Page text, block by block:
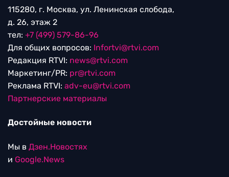
115280, г. Москва, ул. Ленинская слобода,
д. 26, этаж 2
тел: +7 (499) 579-86-96
Для общих вопросов: Infortvi@rtvi.com
Редакция RTVI: news@rtvi.com
Маркетинг/PR: pr@rtvi.com
Реклама RTVI: adv-eu@rtvi.com
Партнерские материалы
Достойные новости
Мы в Дзен.Новостях
и Google.News